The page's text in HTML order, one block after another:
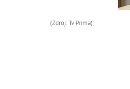
(Zdroj: Tv Prima)